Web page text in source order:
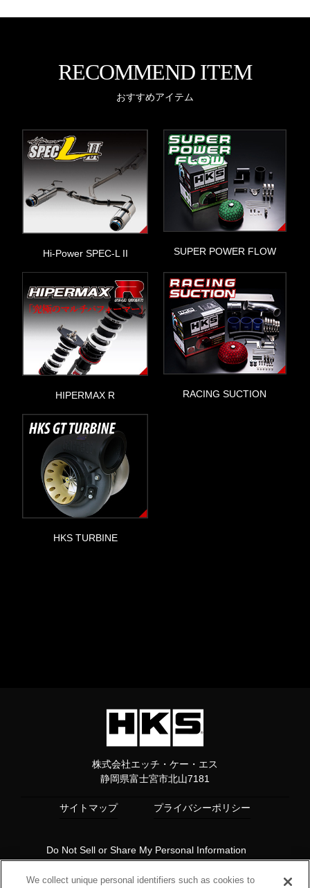
RECOMMEND ITEM
おすすめアイテム
Hi-Power SPEC-L II SUPER POWER FLOW
HIPERMAX R RACING SUCTION
HKS TURBINE
株式会社エッチ・ケー・エス
静岡県富士宮市北山7181
サイトマップ プライバシーポリシー
Do Not Sell or Share My Personal Information
Copyright© 1997 HKS Co., Ltd. all rights reserved.
We collect unique personal identifiers such as cookies to